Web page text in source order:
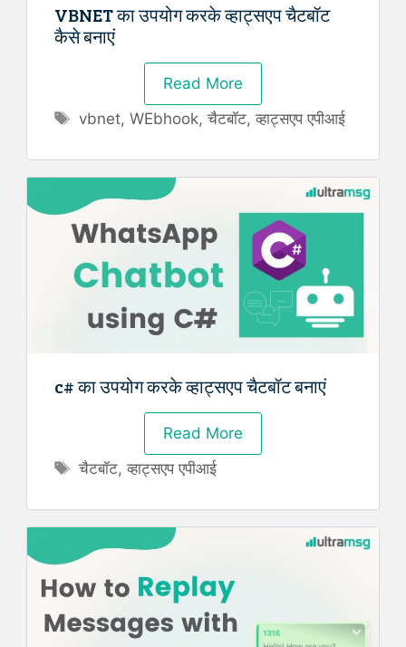
VBNET का उपयोग करके व्हाट्सएप चैटबॉट
कैसे बनाएं
Read More
Tags
vbnet,WEbhook,चैटबॉट,व्हाट्सएप एपीआई
c# का उपयोग करके व्हाट्सएप चैटबॉट बनाएं
Read More
Tags
चैटबॉट,व्हाट्सएप एपीआई